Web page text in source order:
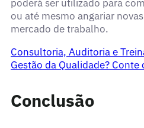
poderá ser utilizado para
ou até mesmo angariar
mercado de trabalho.
Consultoria, Auditoria e
Gestão da Qualidade? Conte
Conclusão